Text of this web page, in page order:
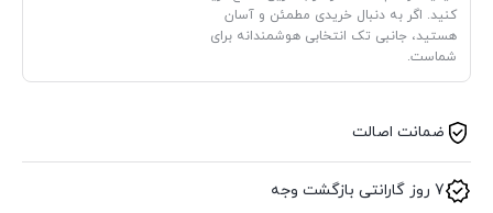
کنید. اگر به دنبال خریدی مطمئن و آسان
هستید، جانبی تک انتخابی هوشمندانه برای
شماست.
ضمانت اصالت
7 روز گارانتی بازگشت وجه